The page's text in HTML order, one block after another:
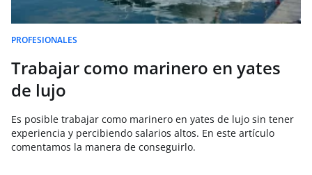
PROFESIONALES
Trabajar como marinero en yates
de lujo
Es posible trabajar como marinero en yates de lujo sin tener
experiencia y percibiendo salarios altos. En este artículo
comentamos la manera de conseguirlo.